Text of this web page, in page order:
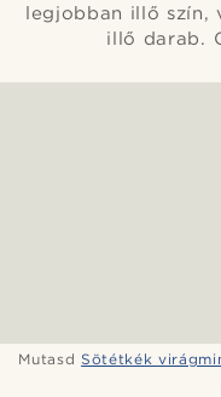
legjobban illő szín,
illő darab.
Mutasd Sötétkék